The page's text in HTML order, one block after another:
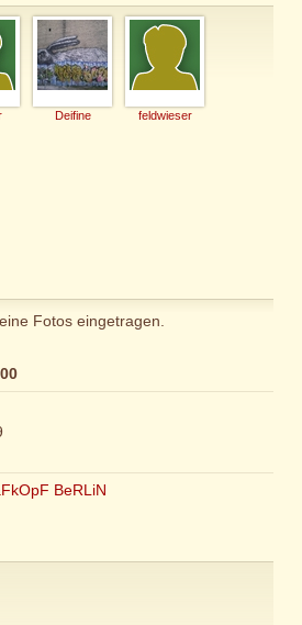
Deifine feldwieser
Fotos eingetragen.
BeRLiN